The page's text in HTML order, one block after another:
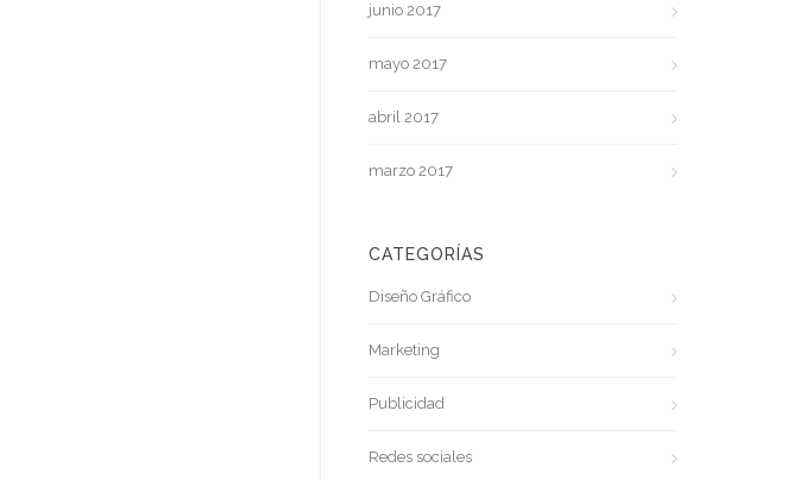
junio 2017
mayo 2017
abril 2017
marzo 2017
CATEGORÍAS
Diseño Gráfico
Marketing
Publicidad
Redes sociales